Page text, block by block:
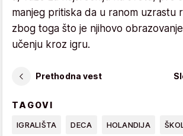
manjeg pritiska da u ranom uzrastu
zbog toga što je njihovo
učenju kroz igru.
Prethodna vest
TAGOVI
IGRALIŠTA DECA HOLANDIJA